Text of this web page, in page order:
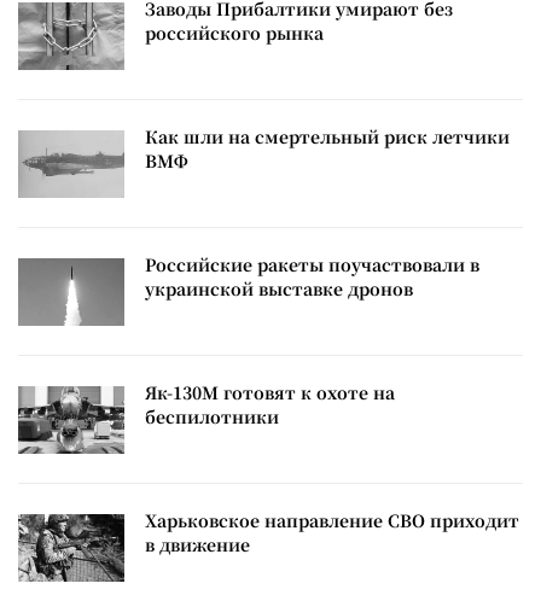
Заводы Прибалтики умирают без
российского рынка
Как шли на смертельный риск летчики
ВМФ
Российские ракеты поучаствовали в
украинской выставке дронов
Як-130М готовят к охоте на
беспилотники
Харьковское направление СВО приходит
в движение